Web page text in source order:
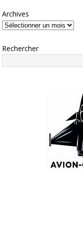
Archives
Rechercher